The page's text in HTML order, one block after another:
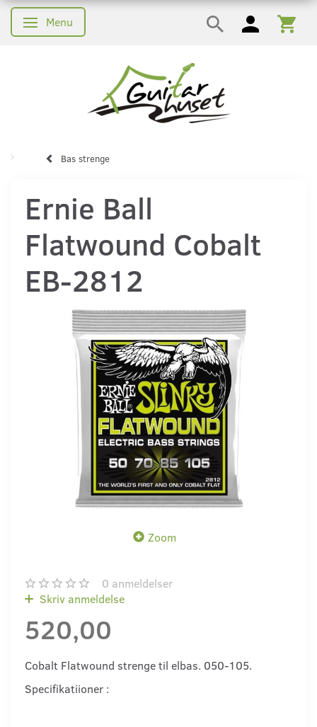
Skifte navigation
Menu
Bas strenge
Ernie Ball
Flatwound Cobalt
EB-2812
Zoom
0 anmeldelser
Skriv anmeldelse
520,00
Cobalt Flatwound strenge til elbas. 050-105.
Specifikatiioner :